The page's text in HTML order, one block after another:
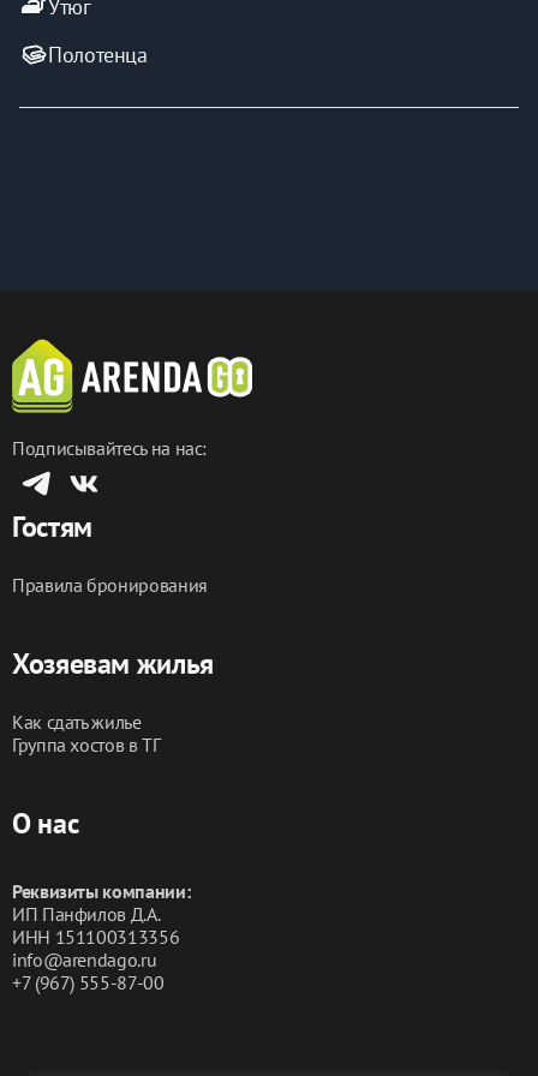
бронь!
- С удовольствием разместим вас в наших
Апартаментах Happy People и позаботимся о
ironУтюг
Полотенца
Подписывайтесь на нас:
Гостям
Правила бронирования
Хозяевам жилья
Как сдать жилье
Группа хостов в ТГ
О нас
Реквизиты компании:
ИП Панфилов Д.А.
ИНН 151100313356
info@arendago.ru
+7 (967) 555-87-00